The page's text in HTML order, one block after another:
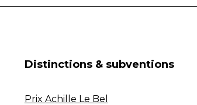
Distinctions & subventions
Prix Achille Le Bel